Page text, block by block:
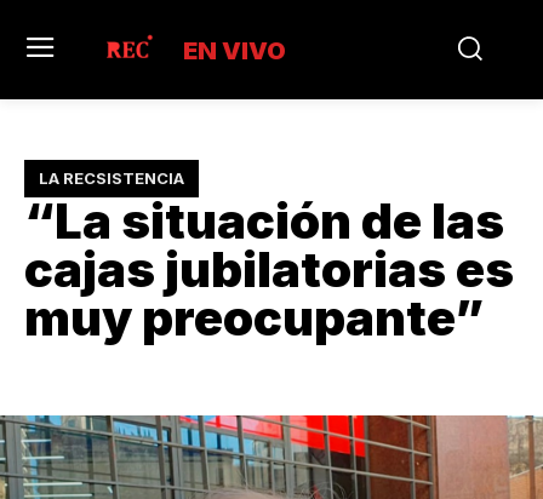
EN VIVO
LA RECSISTENCIA
“La situación de las
cajas jubilatorias es
muy preocupante”